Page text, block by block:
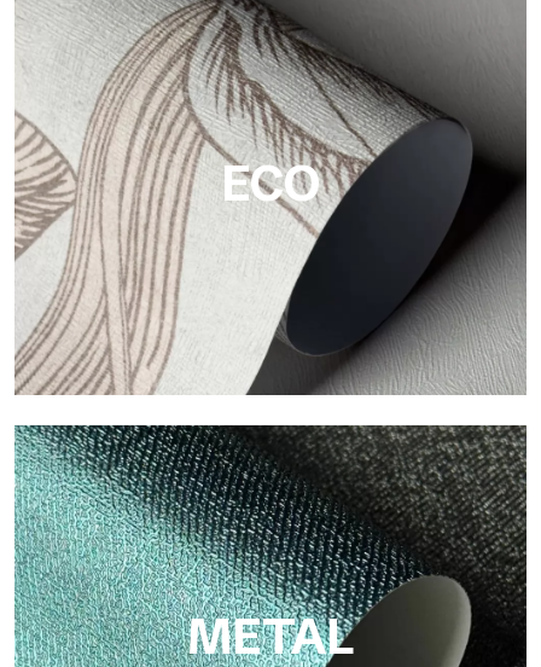
Vinyl
Die Vinyloberflächen der Tapeten von Tecnografica bieten
widerstandsfähige, strukturierte und optisch anspruchsvolle
Flächen.
ECO
ECO
Eco von Tecnografica ist die ökologische Tapete aus
Zellulosefaser: nachhaltige Unterstützung, ohne PVC, mit
hellen Farben und hoher Qualität.
METAL